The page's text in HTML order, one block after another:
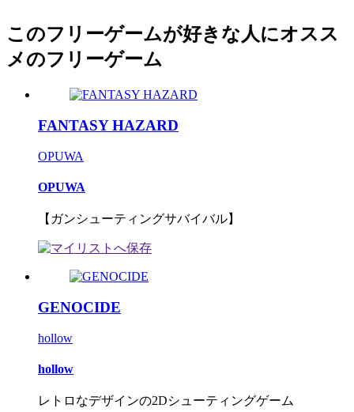
このフリーゲームが好きな人にオスス
メのフリーゲーム
FANTASY HAZARD
OPUWA
OPUWA
【ガンシューティングサバイバル】
GENOCIDE
hollow
hollow
レトロなデザインの2Dシューティングゲーム